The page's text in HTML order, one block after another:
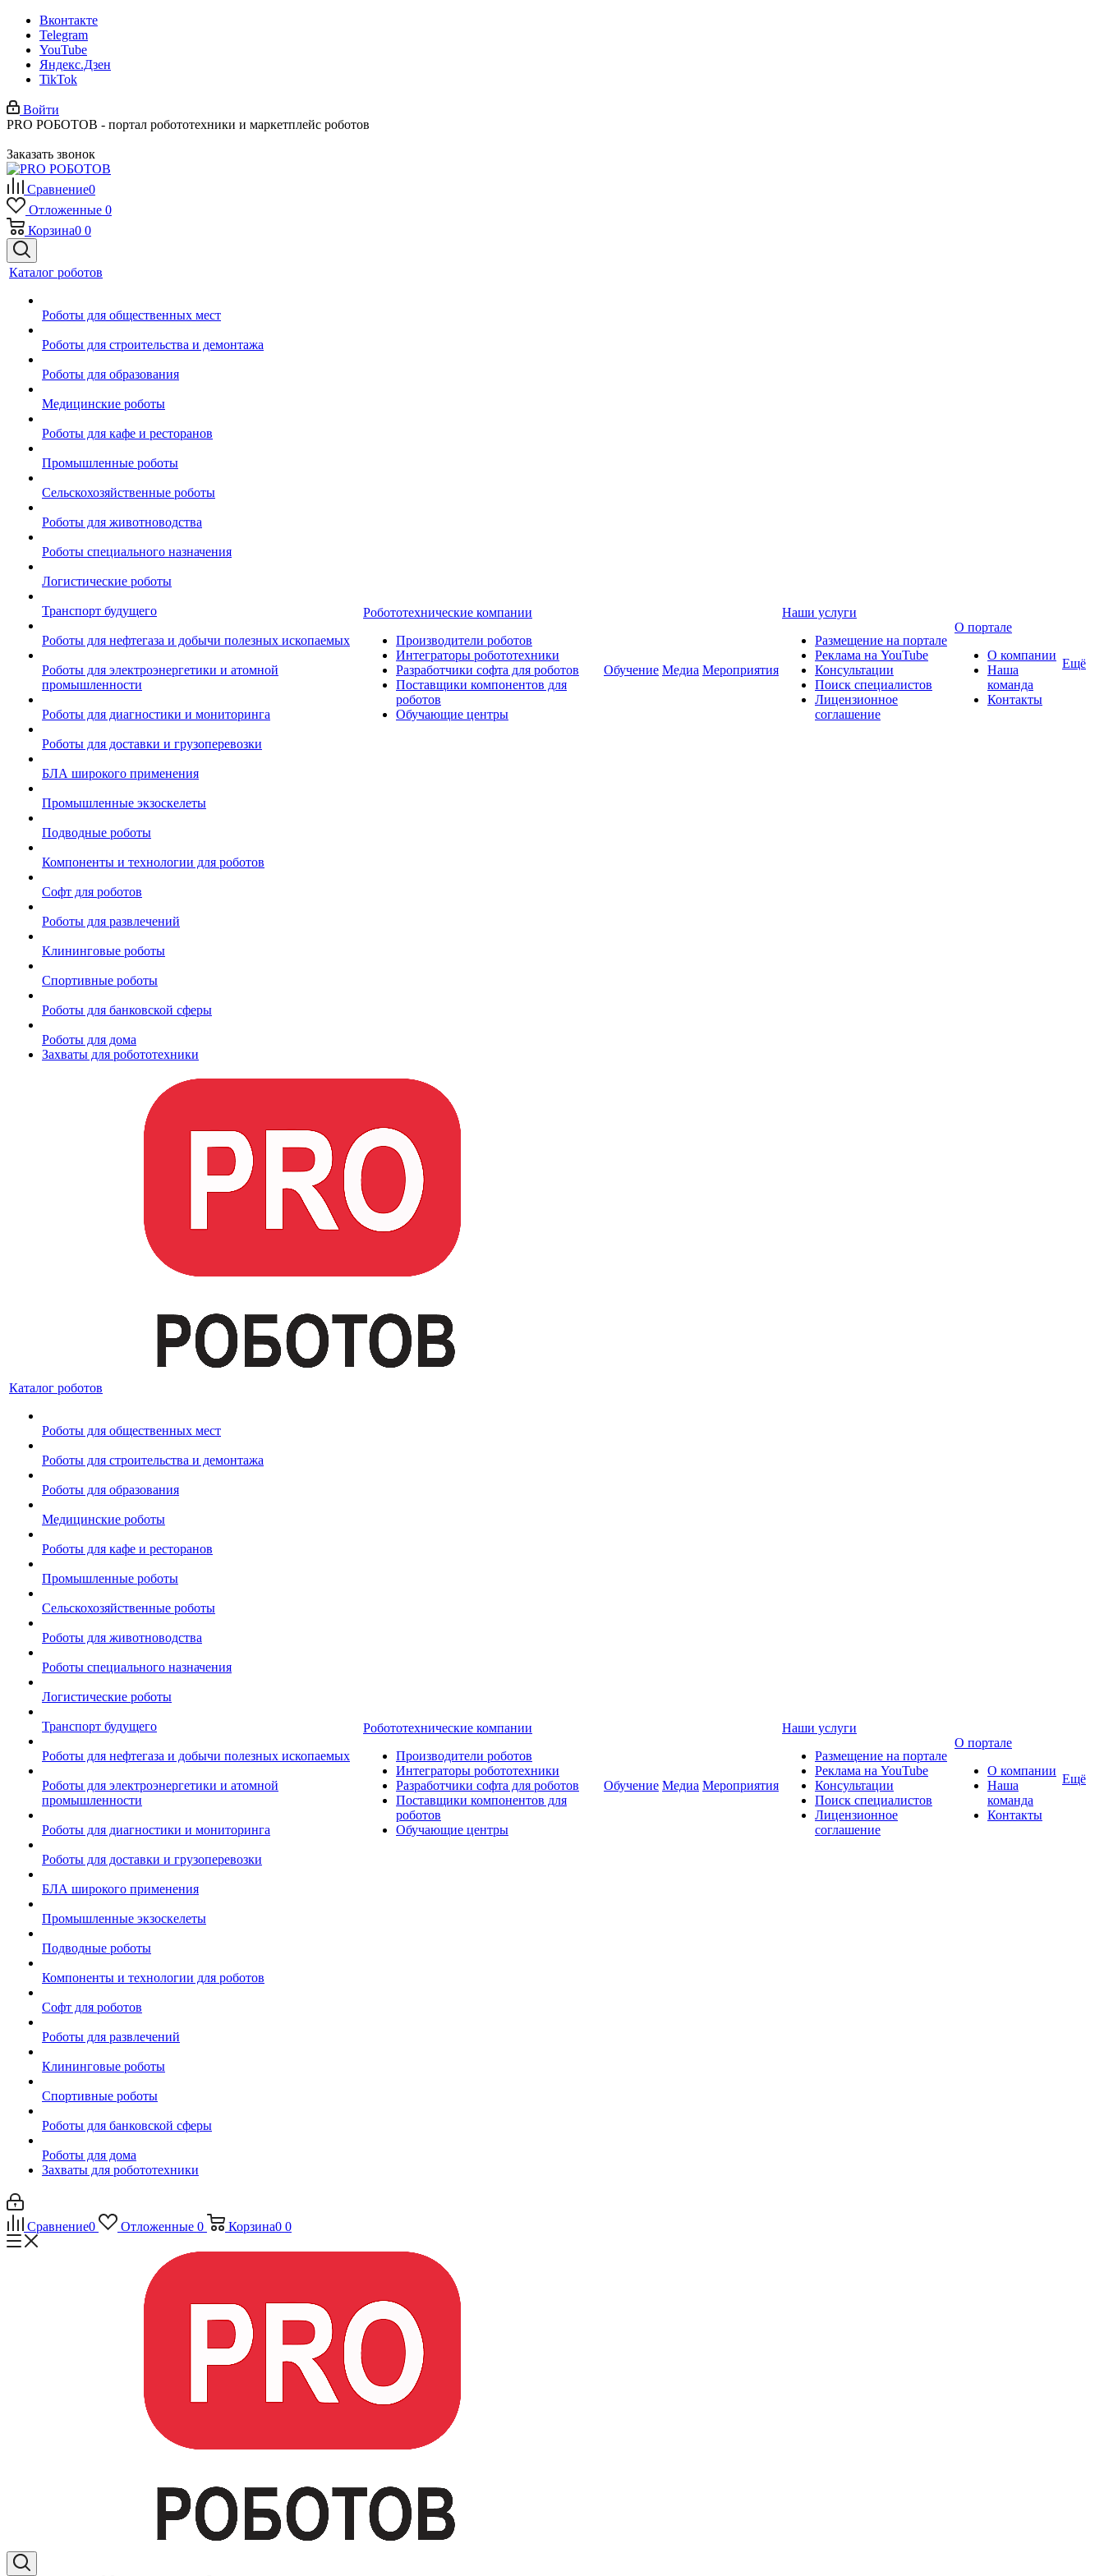
Вконтакте
Telegram
YouTube
Яндекс.Дзен
TikTok
Войти
PRO РОБОТОВ - портал робототехники и маркетплейс роботов
Заказать звонок
Сравнение0
Отложенные 0
Корзина0 0
Каталог роботов
Роботы для общественных мест
Роботы для строительства и демонтажа
Роботы для образования
Медицинские роботы
Роботы для кафе и ресторанов
Промышленные роботы
Сельскохозяйственные роботы
Роботы для животноводства
Роботы специального назначения
Логистические роботы
Транспорт будущего
Роботы для нефтегаза и добычи полезных ископаемых
Роботы для электроэнергетики и атомной
промышленности
Роботы для диагностики и мониторинга
Роботы для доставки и грузоперевозки
БЛА широкого применения
Промышленные экзоскелеты
Подводные роботы
Компоненты и технологии для роботов
Софт для роботов
Роботы для развлечений
Клининговые роботы
Спортивные роботы
Роботы для банковской сферы
Роботы для дома
Захваты для робототехники
Робототехнические компании
Производители роботов
Интеграторы робототехники
Разработчики софта для роботов
Поставщики компонентов для
роботов
Обучающие центры
Обучение Медиа Мероприятия
Наши услуги
Размещение на портале
Реклама на YouTube
Консультации
Поиск специалистов
Лицензионное
соглашение
О портале
О компании
Наша
команда
Контакты
Ещё
Каталог роботов
Роботы для общественных мест
Роботы для строительства и демонтажа
Роботы для образования
Медицинские роботы
Роботы для кафе и ресторанов
Промышленные роботы
Сельскохозяйственные роботы
Роботы для животноводства
Роботы специального назначения
Логистические роботы
Транспорт будущего
Роботы для нефтегаза и добычи полезных ископаемых
Роботы для электроэнергетики и атомной
промышленности
Роботы для диагностики и мониторинга
Роботы для доставки и грузоперевозки
БЛА широкого применения
Промышленные экзоскелеты
Подводные роботы
Компоненты и технологии для роботов
Софт для роботов
Роботы для развлечений
Клининговые роботы
Спортивные роботы
Роботы для банковской сферы
Роботы для дома
Захваты для робототехники
Робототехнические компании
Производители роботов
Интеграторы робототехники
Разработчики софта для роботов
Поставщики компонентов для
роботов
Обучающие центры
Обучение Медиа Мероприятия
Наши услуги
Размещение на портале
Реклама на YouTube
Консультации
Поиск специалистов
Лицензионное
соглашение
О портале
О компании
Наша
команда
Контакты
Ещё
Сравнение0 Отложенные 0 Корзина0 0